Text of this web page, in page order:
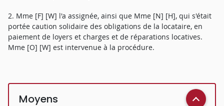
2. Mme [F] [W] l'a assignée, ainsi que Mme [N] [H], qui s'était
portée caution solidaire des obligations de la locataire, en
paiement de loyers et charges et de réparations locatives.
Mme [O] [W] est intervenue à la procédure.
Moyens